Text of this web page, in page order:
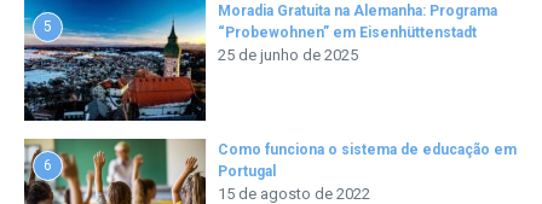
5
Moradia Gratuita na Alemanha: Programa
“Probewohnen” em Eisenhüttenstadt
25 de junho de 2025
6
Como funciona o sistema de educação em
Portugal
15 de agosto de 2022